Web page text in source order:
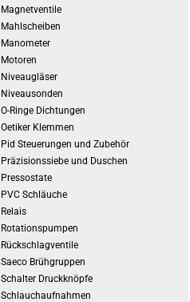
Magnetventile
Mahlscheiben
Manometer
Motoren
Niveaugläser
Niveausonden
O-Ringe Dichtungen
Oetiker Klemmen
Pid Steuerungen und Zubehör
Präzisionssiebe und Duschen
Pressostate
PVC Schläuche
Relais
Rotationspumpen
Rückschlagventile
Saeco Brühgruppen
Schalter Druckknöpfe
Schlauchaufnahmen